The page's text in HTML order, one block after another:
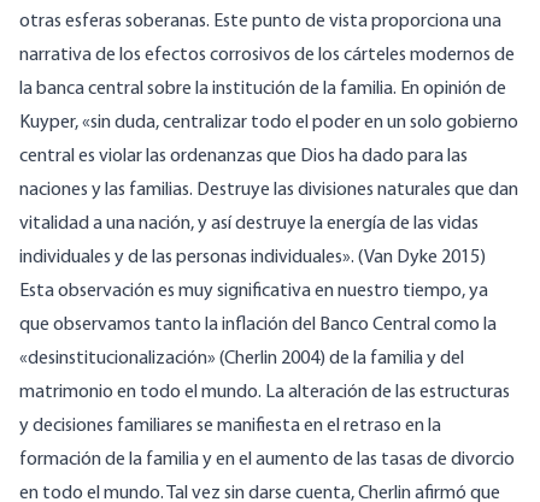
otras esferas soberanas. Este punto de vista proporciona una
narrativa de los efectos corrosivos de los cárteles modernos de
la banca central sobre la institución de la familia. En opinión de
Kuyper, «sin duda, centralizar todo el poder en un solo gobierno
central es violar las ordenanzas que Dios ha dado para las
naciones y las familias. Destruye las divisiones naturales que dan
vitalidad a una nación, y así destruye la energía de las vidas
individuales y de las personas individuales». (Van Dyke 2015)
Esta observación es muy significativa en nuestro tiempo, ya
que observamos tanto la inflación del Banco Central como la
«desinstitucionalización» (Cherlin 2004) de la familia y del
matrimonio en todo el mundo. La alteración de las estructuras
y decisiones familiares se manifiesta en el retraso en la
formación de la familia y en el aumento de las tasas de divorcio
en todo el mundo. Tal vez sin darse cuenta, Cherlin afirmó que